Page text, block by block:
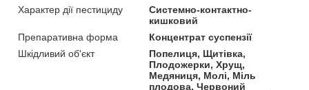
Характер дії пестициду
Системно-контактно-
кишковий
Препаративна форма
Концентрат суспензії
Шкідливий об'єкт
Попелиця, Щитівка,
Плодожерки, Хрущ,
Медяниця, Молі, Міль
плодова, Червоний